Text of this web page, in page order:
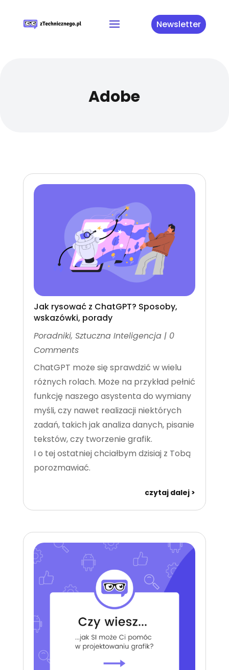
Newsletter
Adobe
Jak rysować z ChatGPT? Sposoby,
wskazówki, porady
Poradniki, Sztuczna Inteligencja| 0
Comments
ChatGPT może się sprawdzić w wielu
różnych rolach. Może na przykład pełnić
funkcję naszego asystenta do wymiany
myśli, czy nawet realizacji niektórych
zadań, takich jak analiza danych, pisanie
tekstów, czy tworzenie grafik.
I o tej ostatniej chciałbym dzisiaj z Tobą
porozmawiać.
czytaj dalej